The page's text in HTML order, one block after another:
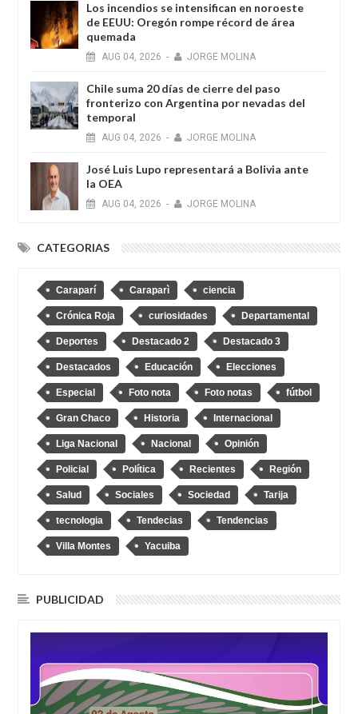
Los incendios se intensifican en noroeste
de EEUU: Oregón rompe récord de área
quemada
AUG 04, 2026 - JORGE MOLINA
Chile suma 20 días de cierre del paso
fronterizo con Argentina por nevadas del
temporal
AUG 04, 2026 - JORGE MOLINA
José Luis Lupo representará a Bolivia ante
la OEA
AUG 04, 2026 - JORGE MOLINA
CATEGORIAS
Caraparí Caraparì ciencia
Crónica Roja curiosidades Departamental
Deportes Destacado 2 Destacado 3
Destacados Educación Elecciones
Especial Foto nota Foto notas fútbol
Gran Chaco Historia Internacional
Liga Nacional Nacional Opinión
Policial Política Recientes Región
Salud Sociales Sociedad Tarija
tecnologia Tendecias Tendencias
Villa Montes Yacuiba
PUBLICIDAD